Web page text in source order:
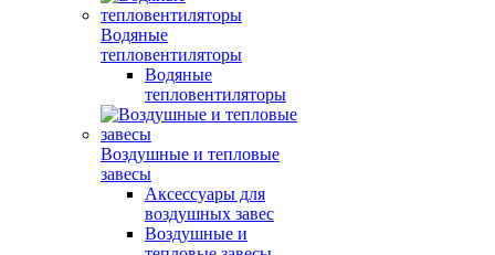
Водяные
тепловентиляторы
Водяные
тепловентиляторы
Воздушные и тепловые
завесы
Аксессуары для
воздушных завес
Воздушные и